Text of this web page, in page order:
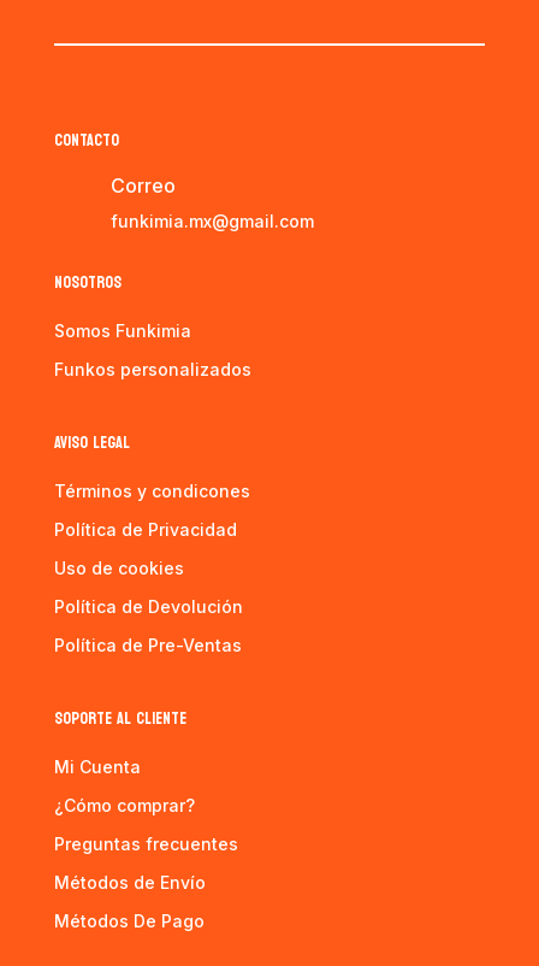
CONTACTO
Correo
funkimia.mx@gmail.com
NOSOTROS
Somos Funkimia
Funkos personalizados
AVISO LEGAL
Términos y condicones
Política de Privacidad
Uso de cookies
Política de Devolución
Política de Pre-Ventas
SOPORTE AL CLIENTE
Mi Cuenta
¿Cómo comprar?
Preguntas frecuentes
Métodos de Envío
Métodos De Pago